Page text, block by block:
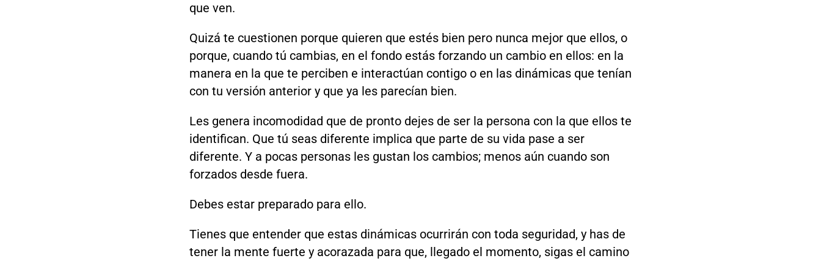
que ven.
Quizá te cuestionen porque quieren que estés bien pero nunca mejor que ellos, o
porque, cuando tú cambias, en el fondo estás forzando un cambio en ellos: en la
manera en la que te perciben e interactúan contigo o en las dinámicas que tenían
con tu versión anterior y que ya les parecían bien.
Les genera incomodidad que de pronto dejes de ser la persona con la que ellos te
identifican. Que tú seas diferente implica que parte de su vida pase a ser
diferente. Y a pocas personas les gustan los cambios; menos aún cuando son
forzados desde fuera.
Debes estar preparado para ello.
Tienes que entender que estas dinámicas ocurrirán con toda seguridad, y has de
tener la mente fuerte y acorazada para que, llegado el momento, sigas el camino